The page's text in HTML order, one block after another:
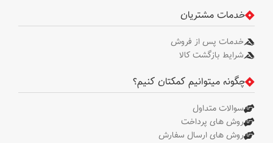
خدمات مشتریان
خدمات پس از فروش
شرایط بازگشت کالا
چگونه میتوانیم کمکتان کنیم؟
سوالات متداول
روش های پرداخت
روش های ارسال سفارش